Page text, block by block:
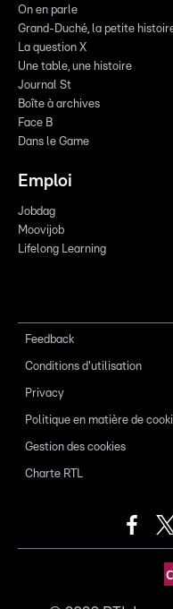
On en parle
Grand-Duché, la petite
La question X
Une table, une histoire
Journal St
Boîte à archives
Face B
Dans le Game
Emploi
Jobdag
Moovijob
Lifelong Learning
Feedback
Conditions d'utilisation
Privacy
Politique en matière de
Gestion des cookies
Charte RTL